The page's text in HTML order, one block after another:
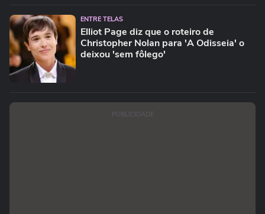
ENTRE TELAS
Elliot Page diz que o roteiro de
Christopher Nolan para 'A Odisseia' o
deixou 'sem fôlego'
PUBLICIDADE